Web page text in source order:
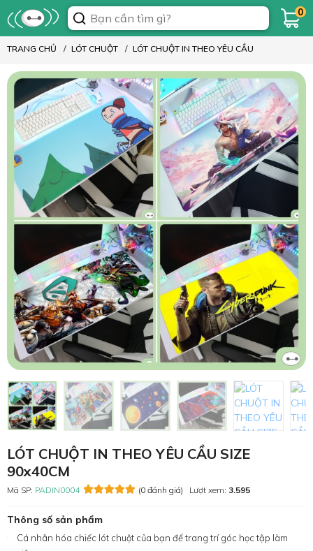
0
TRANG CHỦ LÓT CHUỘT LÓT CHUỘT IN THEO YÊU CẦU
LÓT CHUỘT IN THEO YÊU CẦU SIZE
90x40CM
Mã SP: PADIN0004 (0 đánh giá) Lượt xem: 3.595
Thông số sản phẩm
Cá nhân hóa chiếc lót chuột của bạn để trang trí góc học tập làm